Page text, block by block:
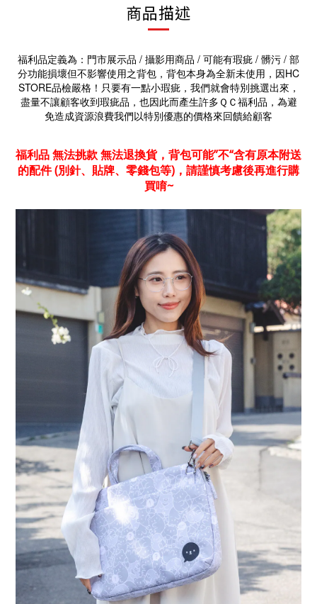
商品描述
福利品定義為：門市展示品 / 攝影用商品 / 可能有瑕疵 / 髒污 / 部
分功能損壞但不影響使用之背包，背包本身為全新未使用，因HC
STORE品檢嚴格！只要有一點小瑕疵，我們就會特別挑選出來，
盡量不讓顧客收到瑕疵品，也因此而產生許多ＱＣ福利品，為避
免造成資源浪費我們以特別優惠的價格來回饋給顧客
福利品 無法挑款 無法退換貨，背包可能”不“含有原本附送
的配件 (別針、貼牌、零錢包等)，請謹慎考慮後再進行購
買唷~